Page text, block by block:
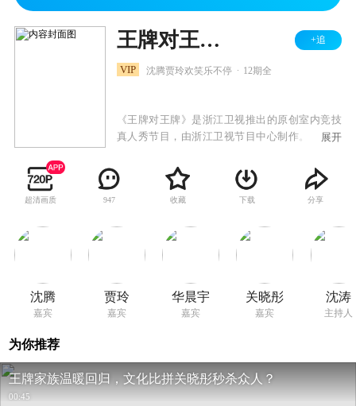
王牌对王牌 第七季 +追
VIP 沈腾贾玲欢笑乐不停 12期全
《王牌对王牌》是浙江卫视推出的原创室内竞技
真人秀节目，由浙江卫视节目中心制作。节目每
定队长各带领多名热门IP嘉宾进行PK对战，通过
才艺比拼、游戏竞技，决出王牌中的王牌。
展开
超清画质 947 收藏 下载 分享
沈腾
嘉宾
贾玲
嘉宾
华晨宇
嘉宾
关晓彤
嘉宾
沈涛
主持人
为你推荐
王牌家族温暖回归，文化比拼关晓彤秒杀众人？
00:45